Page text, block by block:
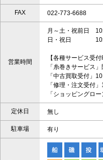
FAX 022-773-6688
営業時間
月～土・祝前日
日・祝日
【各種サービス受付
「糸巻きサービス
「中古買取受付」
「修理・注文受付
「ショッピングロ
定休日 無し
駐車場 有り